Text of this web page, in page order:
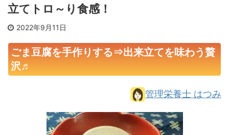
立てトロ～り食感！
2022年9月11日
ごま豆腐を手作りする⇒出来立てを味わう贅
沢♬
管理栄養士 はつみ